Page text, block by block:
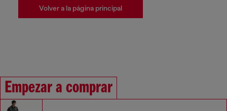
Volver a la página principal
Empezar a comprar